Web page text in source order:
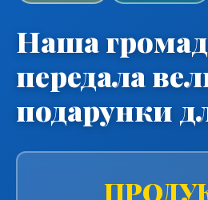
Наша
передала
подарунки